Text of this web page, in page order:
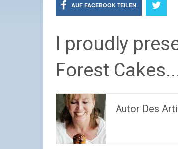
AUF FACEBOOK TEILEN
I proudly
Forest
Autor Des